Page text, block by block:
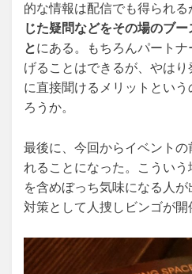
的な情報は配信でも得られる
じた疑問などをその場のブ
とにある。もちろんパート
げることはできるが、やは
に直接聞けるメリットとい
ろうか。
最後に、今回からイベント
れることになった。こうい
を含めぼっち気味になる人
対策として人捜しビンゴが開